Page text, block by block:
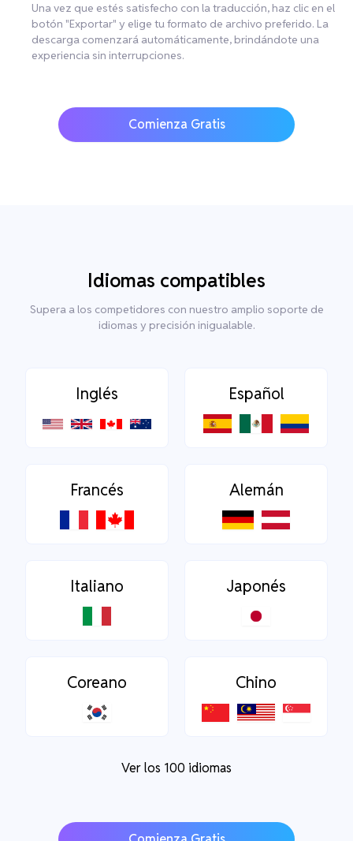
Una vez que estés satisfecho con la traducción, haz clic en el
botón "Exportar" y elige tu formato de archivo preferido. La
descarga comenzará automáticamente, brindándote una
experiencia sin interrupciones.
Comienza Gratis
Idiomas compatibles
Supera a los competidores con nuestro amplio soporte de
idiomas y precisión inigualable.
Inglés Español
Francés Alemán
Italiano Japonés
Coreano Chino
Ver los 100 idiomas